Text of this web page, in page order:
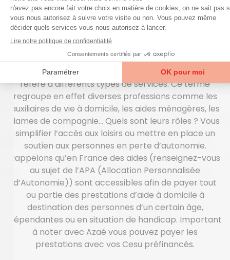
Votre aide à domicile à
Loos-en-Gohelle
Lorsque l’on parle de tout ce qui touche à l’aide à
domicile à Loos-en-Gohelle (Pas-de-Calais), on se
réfère à différents types de services. Ce terme
regroupe en effet diverses professions comme les
auxiliaires de vie à domicile, les aides ménagères, les
dames de compagnie… Quels sont leurs rôles ? Vous
simplifier l’accès aux loisirs ou mettre en place un
soutien aux personnes en perte d’autonomie.
Rappelons qu’en France des aides (renseignez-vous
au sujet de l’APA (Allocation Personnalisée
d’Autonomie)) sont accessibles afin de payer tout
ou partie des prestations d’aide à domicile à
destination des personnes d’un certain âge,
dépendantes ou en situation de handicap. Important
à noter avec Azaé vous pouvez payer les
prestations avec vos Cesu préfinancés.